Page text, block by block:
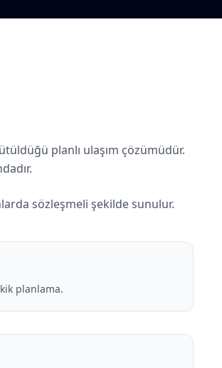
planlı ulaşım çözümüdür.
sözleşmeli şekilde sunulur.
planlama.